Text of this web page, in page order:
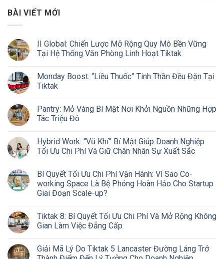
BÀI VIẾT MỚI
II Global: Chiến Lược Mở Rộng Quy Mô Bền Vững
Tại Hệ Thống Văn Phòng Linh Hoạt Tiktak
Monday Boost: “Liều Thuốc” Tinh Thần Đều Đặn Tại
Tiktak
Pantry: Mỏ Vàng Bí Mật Nơi Khởi Nguồn Những Hợp
Tác Triệu Đô
Hybrid Work: “Vũ Khí” Bí Mật Giúp Doanh Nghiệp
Tối Ưu Chi Phí Và Giữ Chân Nhân Sự Xuất Sắc
Bí Quyết Tối Ưu Chi Phí Vận Hành: Vì Sao Co-
working Space Là Bệ Phóng Hoàn Hảo Cho Startup
Giai Đoạn Scale-up?
Tiktak 8: Bí Quyết Tối Ưu Chi Phí Và Mở Rộng Không
Gian Làm Việc Đẳng Cấp
Giải Mã Lý Do Tiktak 5 Lancaster Đường Láng Trở